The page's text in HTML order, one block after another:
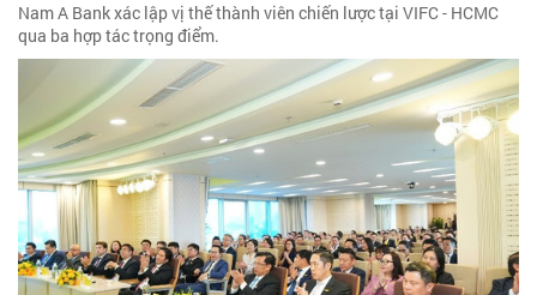
Nam A Bank xác lập vị thế thành viên chiến lược tại VIFC - HCMC
qua ba hợp tác trọng điểm.